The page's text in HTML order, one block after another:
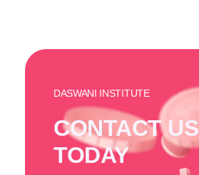
DASWANI INSTITUTE
CONTACT US
TODAY